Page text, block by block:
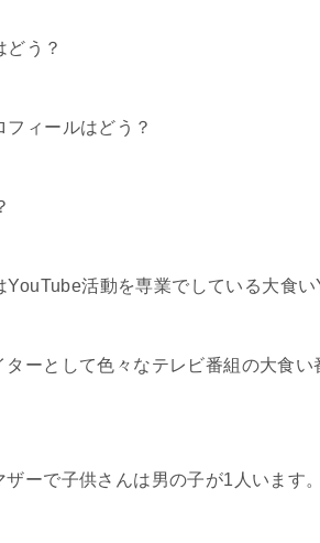
う？
ィールはどう？
活動を専業でしている大食い
ーとして色々なテレビ番組の大食い
ーで子供さんは男の子が1人います。